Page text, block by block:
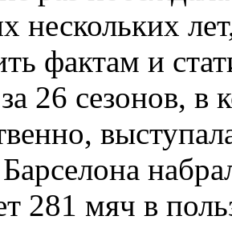
нескольких
фактам и
26 сезонов, в
281 мяч в